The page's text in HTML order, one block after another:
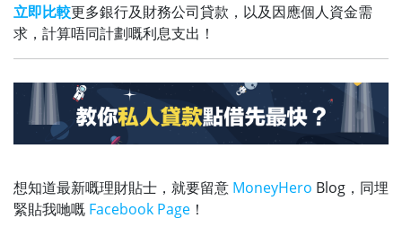
立即比較更多銀行及財務公司貸款，以及因應個人資金需
求，計算唔同計劃嘅利息支出！
想知道最新嘅理財貼士，就要留意 MoneyHero Blog，同埋
緊貼我哋嘅 Facebook Page ！